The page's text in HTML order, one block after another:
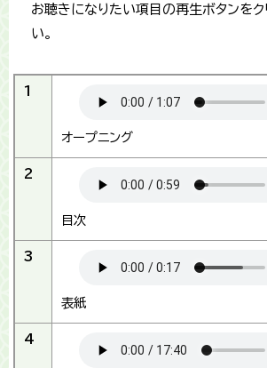
お聴きになりたい項目の再生ボタンをク
い。
1
オープニング
2
目次
3
表紙
4